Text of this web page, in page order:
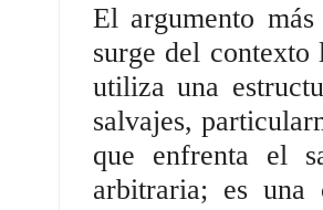
El argumento
surge del
utiliza una
salvajes,
que enfrenta el
arbitraria; es una